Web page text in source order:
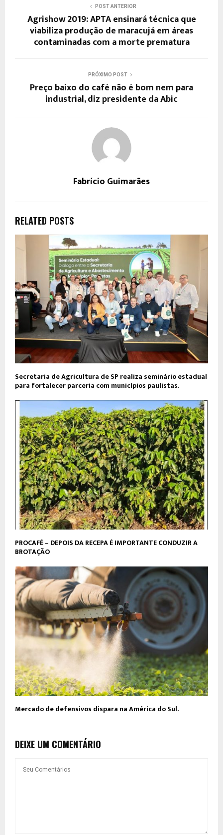
POST ANTERIOR
Agrishow 2019: APTA ensinará técnica que
viabiliza produção de maracujá em áreas
contaminadas com a morte prematura
PRÓXIMO POST
Preço baixo do café não é bom nem para
industrial, diz presidente da Abic
Fabrício Guimarães
RELATED POSTS
Secretaria de Agricultura de SP realiza seminário estadual
para fortalecer parceria com municípios paulistas.
PROCAFÉ – DEPOIS DA RECEPA É IMPORTANTE CONDUZIR A
BROTAÇÃO
Mercado de defensivos dispara na América do Sul.
DEIXE UM COMENTÁRIO